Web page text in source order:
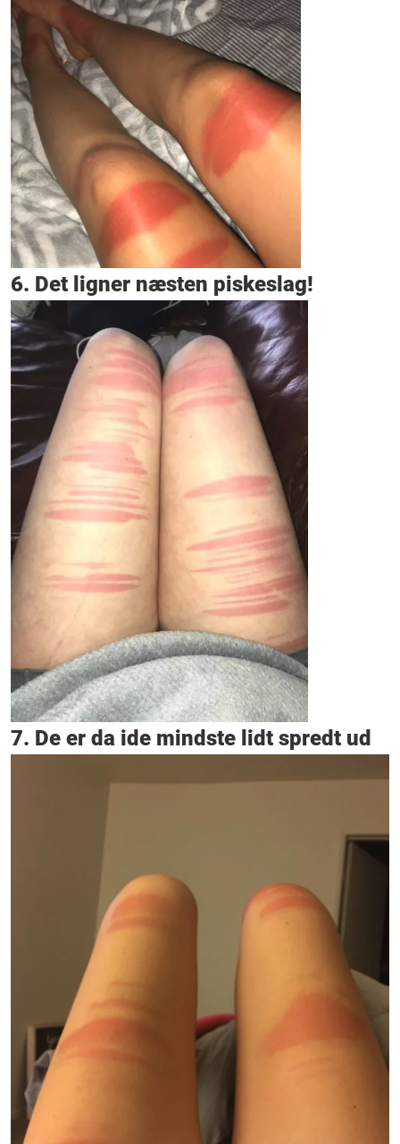
6. Det ligner næsten piskeslag!
7. De er da ide mindste lidt spredt ud